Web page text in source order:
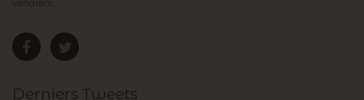
Derniers Tweets